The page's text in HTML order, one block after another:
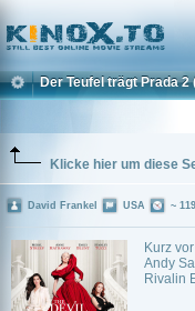
Home
Der Teufel trägt Prada 2
Klicke hier um diese
Kurz
Andy
Rivalin
David Frankel USA ~